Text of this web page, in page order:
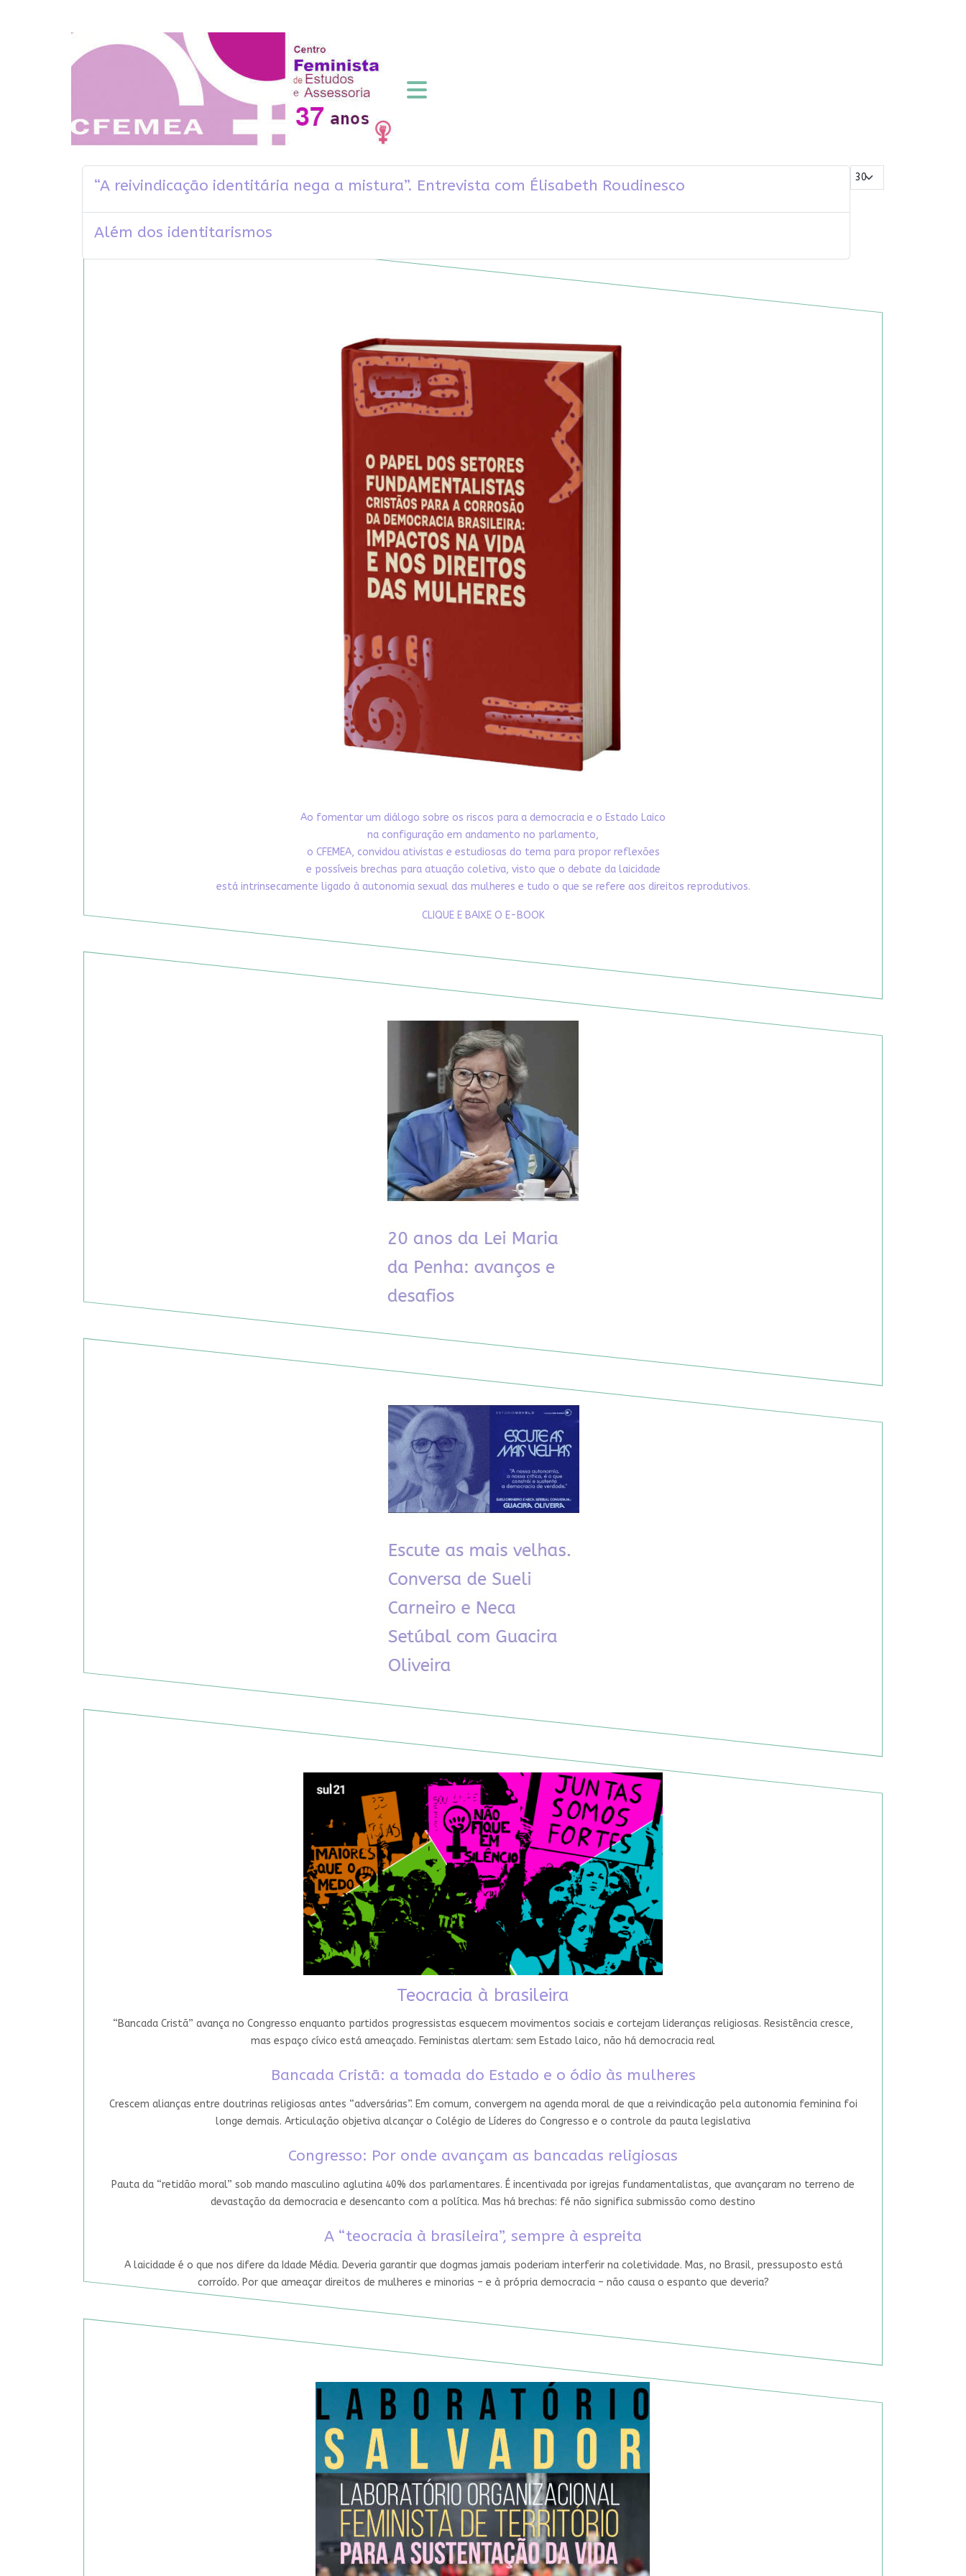
Mostrar #
“A reivindicação identitária nega a mistura”. Entrevista com Élisabeth Roudinesco
Além dos identitarismos
Ao fomentar um diálogo sobre os riscos para a democracia e o Estado Laico
na configuração em andamento no parlamento,
o CFEMEA, convidou ativistas e estudiosas do tema para propor reflexões
e possíveis brechas para atuação coletiva, visto que o debate da laicidade
está intrinsecamente ligado à autonomia sexual das mulheres e tudo o que se refere aos direitos reprodutivos.
CLIQUE E BAIXE O E-BOOK
Teocracia à brasileira
“Bancada Cristã” avança no Congresso enquanto partidos progressistas esquecem movimentos sociais e cortejam lideranças religiosas. Resistência cresce,
mas espaço cívico está ameaçado. Feministas alertam: sem Estado laico, não há democracia real
Bancada Cristã: a tomada do Estado e o ódio às mulheres
Crescem alianças entre doutrinas religiosas antes “adversárias”. Em comum, convergem na agenda moral de que a reivindicação pela autonomia feminina foi
longe demais. Articulação objetiva alcançar o Colégio de Líderes do Congresso e o controle da pauta legislativa
Congresso: Por onde avançam as bancadas religiosas
Pauta da “retidão moral” sob mando masculino aglutina 40% dos parlamentares. É incentivada por igrejas fundamentalistas, que avançaram no terreno de
devastação da democracia e desencanto com a política. Mas há brechas: fé não significa submissão como destino
A “teocracia à brasileira”, sempre à espreita
A laicidade é o que nos difere da Idade Média. Deveria garantir que dogmas jamais poderiam interferir na coletividade. Mas, no Brasil, pressuposto está
corroído. Por que ameaçar direitos de mulheres e minorias – e à própria democracia – não causa o espanto que deveria?